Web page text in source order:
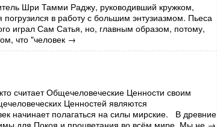
Шри Тамми Раджу, руководивший кружком,
в работу с большим энтузиазмом. Пьеса
играл Сам Сатья, но, главным образом, потому,
что "человек →
считает Общечеловеческие Ценности своим
Ценностей являются
начинает полагаться на силы мирские. В древние
для Покоя и процветания во всём мире. Мы не →